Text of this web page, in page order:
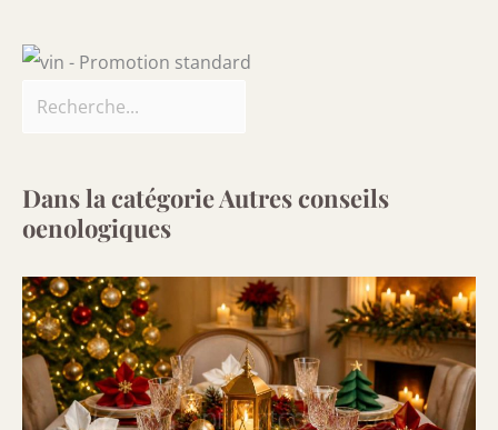
Dans la catégorie Autres conseils
oenologiques